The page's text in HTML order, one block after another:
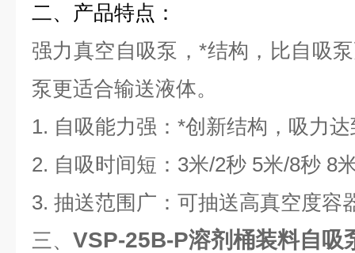
二、产品特点：
强力真空自吸泵，*结构，比自吸
泵更适合输送液体。
1. 自吸能力强：*创新结构，吸力
2. 自吸时间短：3米/2秒 5米/8秒 8
3. 抽送范围广：可抽送高真空度容
三、 VSP-25B-P溶剂桶装料自吸